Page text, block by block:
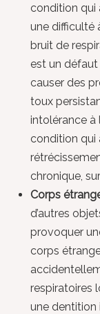
condition qui
une difficulté
bruit de
est un
causer des
toux
intolérance à
condition qui
chronique,
Corps
d’autres
provoquer
corps
respiratoires
une dentition